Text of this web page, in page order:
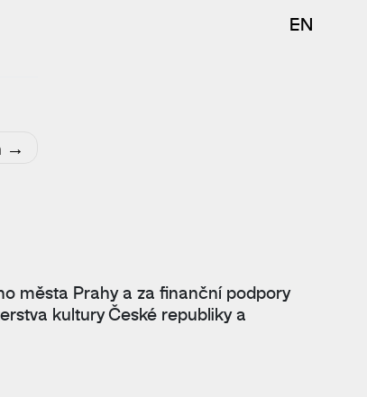
EN
města Prahy a za finanční podpory
kultury České republiky a